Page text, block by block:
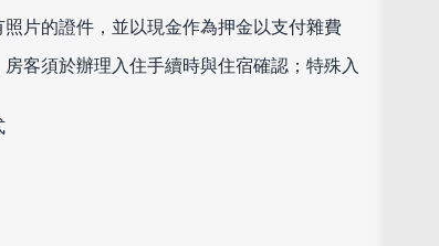
片的證件，並以現金作為押金以支付雜費
客須於辦理入住手續時與住宿確認；特殊入